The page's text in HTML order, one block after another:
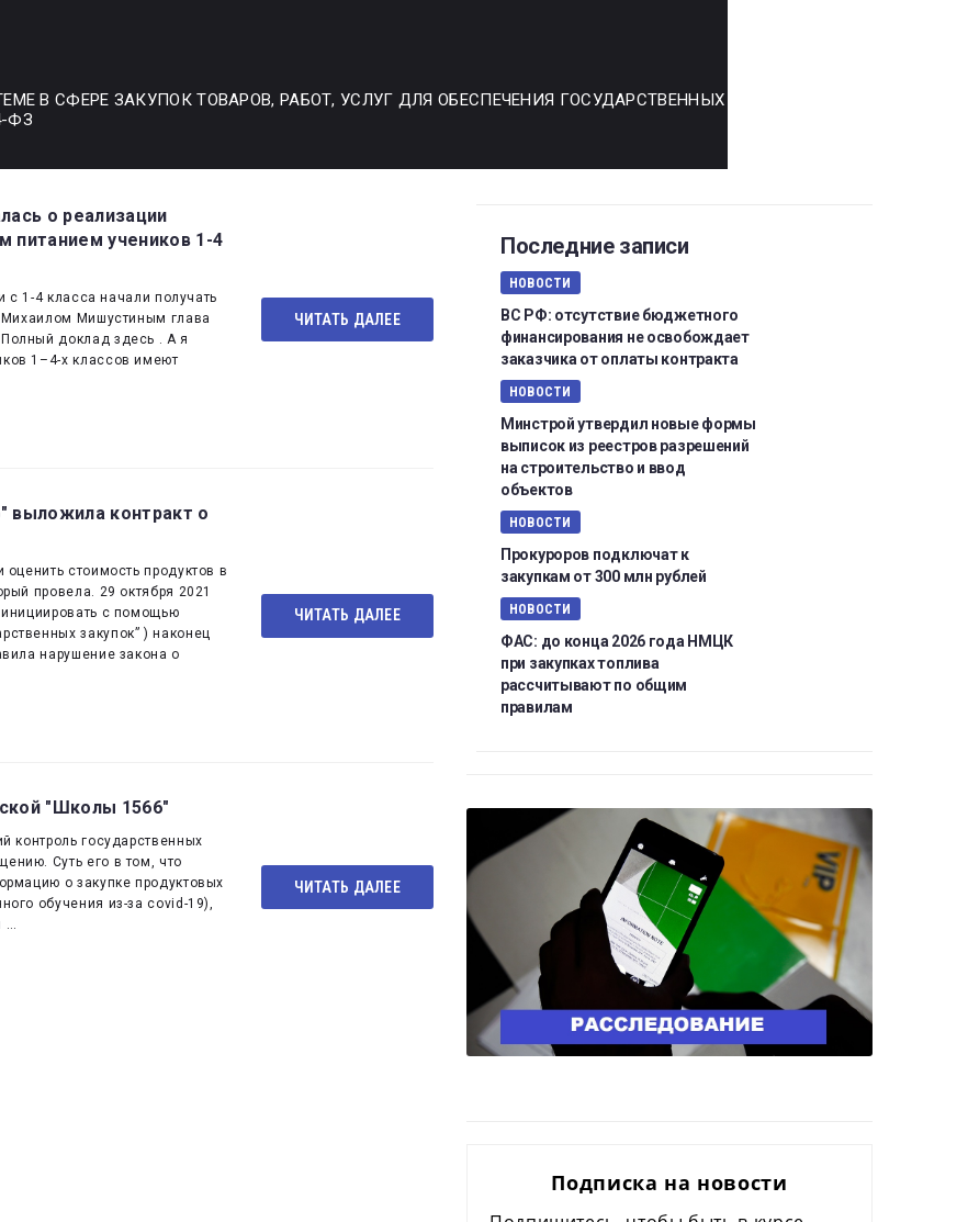
В СФЕРЕ ЗАКУПОК ТОВАРОВ, РАБОТ, УСЛУГ ДЛЯ ОБЕСПЕЧЕНИЯ ГОСУДАРСТВЕННЫХ
ФЗ
о реализации
питанием учеников 1-4
с 1-4 класса начали получать
Михаилом Мишустиным глава
доклад здесь . А я
1–4-х классов имеют
ЧИТАТЬ ДАЛЕЕ
выложила контракт о
стоимость продуктов в
провела. 29 октября 2021
с помощью
закупок” ) наконец
нарушение закона о
ЧИТАТЬ ДАЛЕЕ
"Школы 1566"
контроль государственных
Суть его в том, что
о закупке продуктовых
обучения из-за covid-19),
…
ЧИТАТЬ ДАЛЕЕ
Последние записи
НОВОСТИ
ВС РФ: отсутствие бюджетного
финансирования не освобождает
заказчика от оплаты контракта
НОВОСТИ
Минстрой утвердил новые формы
выписок из реестров разрешений
на строительство и ввод
объектов
НОВОСТИ
Прокуроров подключат к
закупкам от 300 млн рублей
НОВОСТИ
ФАС: до конца 2026 года НМЦК
при закупках топлива
рассчитывают по общим
правилам
Подписка на новости